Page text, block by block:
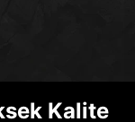
Kalite